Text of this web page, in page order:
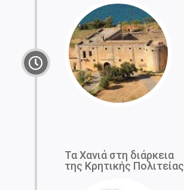
Τα Χανιά στη διάρκεια
της Κρητικής Πολιτείας